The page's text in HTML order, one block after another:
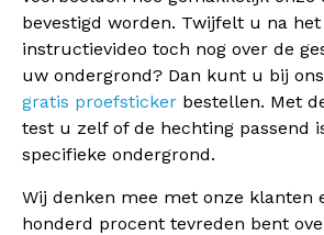
bevestigd worden. Twijfelt u na
instructievideo toch nog over de
uw ondergrond? Dan kunt u bij
gratis proefsticker bestellen. Met
test u zelf of de hechting passend
specifieke ondergrond.
Wij denken mee met onze klanten
honderd procent tevreden bent